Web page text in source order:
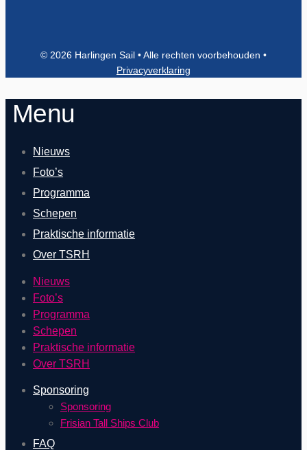
© 2026 Harlingen Sail • Alle rechten voorbehouden •
Privacyverklaring
Menu
Nieuws
Foto’s
Programma
Schepen
Praktische informatie
Over TSRH
Nieuws
Foto’s
Programma
Schepen
Praktische informatie
Over TSRH
Sponsoring
Sponsoring
Frisian Tall Ships Club
FAQ